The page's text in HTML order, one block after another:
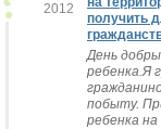
2012
получить
День
ребенка.Я
побыту.
ребенка на